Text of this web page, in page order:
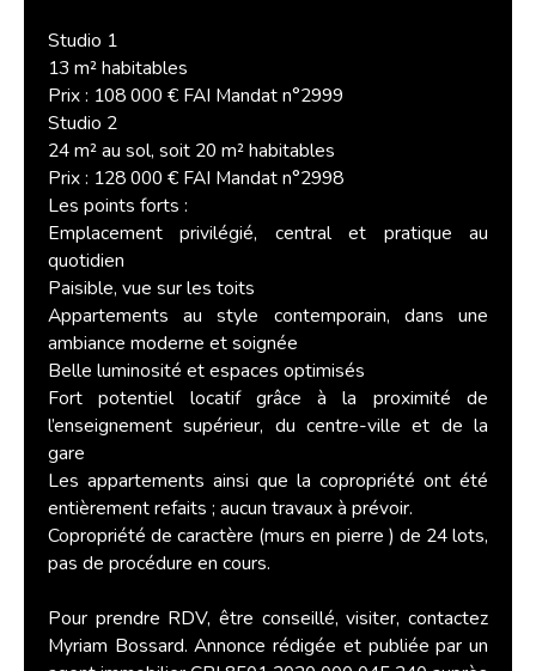
Studio 1
13 m² habitables
Prix : 108 000 € FAI Mandat n°2999
Studio 2
24 m² au sol, soit 20 m² habitables
Prix : 128 000 € FAI Mandat n°2998
Les points forts :
Emplacement privilégié, central et pratique au
quotidien
Paisible, vue sur les toits
Appartements au style contemporain, dans une
ambiance moderne et soignée
Belle luminosité et espaces optimisés
Fort potentiel locatif grâce à la proximité de
l’enseignement supérieur, du centre-ville et de la
gare
Les appartements ainsi que la copropriété ont été
entièrement refaits ; aucun travaux à prévoir.
Copropriété de caractère (murs en pierre ) de 24 lots,
pas de procédure en cours.
Pour prendre RDV, être conseillé, visiter, contactez
Myriam Bossard. Annonce rédigée et publiée par un